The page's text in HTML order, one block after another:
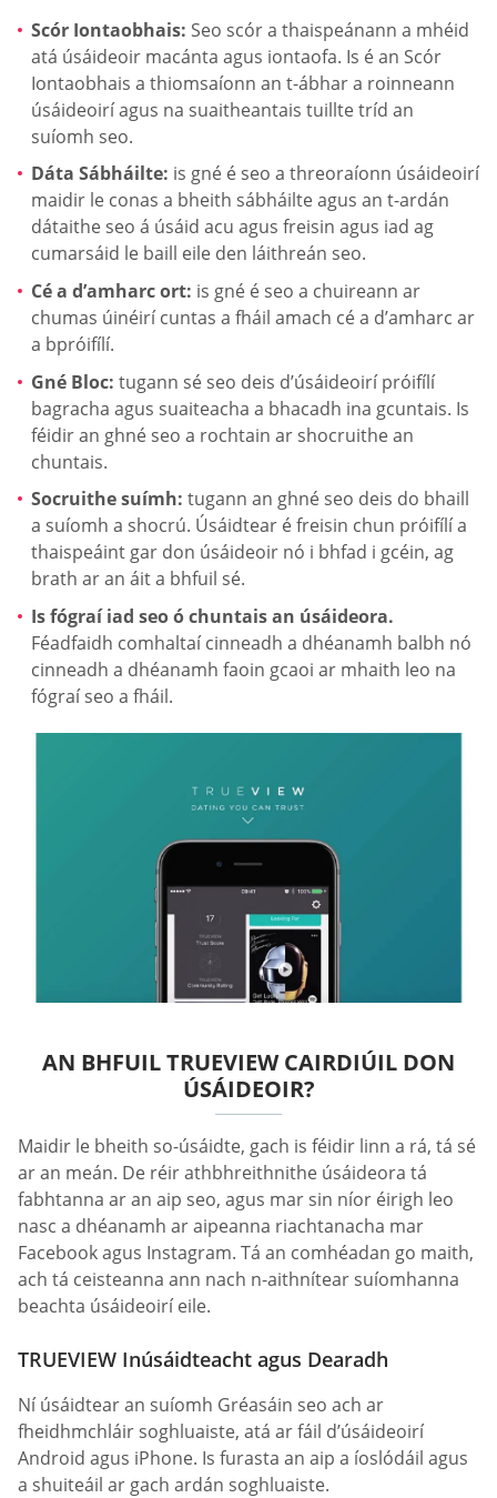
Scór Iontaobhais: Seo scór a thaispeánann a mhéid
atá úsáideoir macánta agus iontaofa. Is é an Scór
Iontaobhais a thiomsaíonn an t-ábhar a roinneann
úsáideoirí agus na suaitheantais tuillte tríd an
suíomh seo.
Dáta Sábháilte: is gné é seo a threoraíonn úsáideoirí
maidir le conas a bheith sábháilte agus an t-ardán
dátaithe seo á úsáid acu agus freisin agus iad ag
cumarsáid le baill eile den láithreán seo.
Cé a d’amharc ort: is gné é seo a chuireann ar
chumas úinéirí cuntas a fháil amach cé a d’amharc ar
a bpróifílí.
Gné Bloc: tugann sé seo deis d’úsáideoirí próifílí
bagracha agus suaiteacha a bhacadh ina gcuntais. Is
féidir an ghné seo a rochtain ar shocruithe an
chuntais.
Socruithe suímh: tugann an ghné seo deis do bhaill
a suíomh a shocrú. Úsáidtear é freisin chun próifílí a
thaispeáint gar don úsáideoir nó i bhfad i gcéin, ag
brath ar an áit a bhfuil sé.
Is fógraí iad seo ó chuntais an úsáideora.
Féadfaidh comhaltaí cinneadh a dhéanamh balbh nó
cinneadh a dhéanamh faoin gcaoi ar mhaith leo na
fógraí seo a fháil.
AN BHFUIL TRUEVIEW CAIRDIÚIL DON
ÚSÁIDEOIR?
Maidir le bheith so-úsáidte, gach is féidir linn a rá, tá sé
ar an meán. De réir athbhreithnithe úsáideora tá
fabhtanna ar an aip seo, agus mar sin níor éirigh leo
nasc a dhéanamh ar aipeanna riachtanacha mar
Facebook agus Instagram. Tá an comhéadan go maith,
ach tá ceisteanna ann nach n-aithnítear suíomhanna
beachta úsáideoirí eile.
TRUEVIEW Inúsáidteacht agus Dearadh
Ní úsáidtear an suíomh Gréasáin seo ach ar
fheidhmchláir soghluaiste, atá ar fáil d’úsáideoirí
Android agus iPhone. Is furasta an aip a íoslódáil agus
a shuiteáil ar gach ardán soghluaiste.